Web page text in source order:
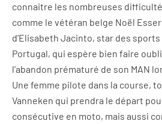
connaitre les nombreuses
comme le vétéran belge Noël
d’Elisabeth Jacinto, star des
Portugal, qui espère bien faire
l’abandon prématuré de son MAN
Une femme pilote dans la course,
Vanneken qui prendra le départ
consécutive en moto, mais aussi